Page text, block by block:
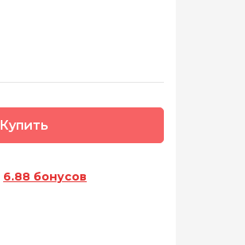
Купить
6.88 бонусов